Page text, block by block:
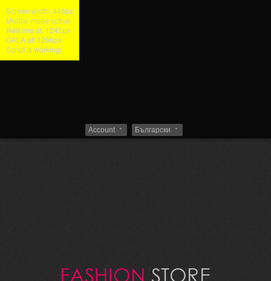
Account Български
Screen width: 448px
Mobile mode active
Red line at: 1245px
GALA at: 1260px
Script is working!